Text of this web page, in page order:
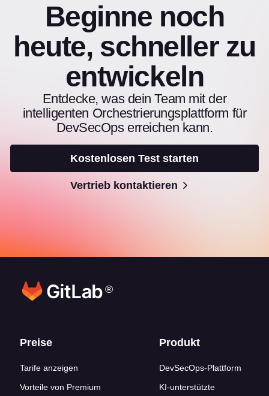
Beginne noch
heute, schneller zu
entwickeln
Entdecke, was dein Team mit der
intelligenten Orchestrierungsplattform für
DevSecOps erreichen kann.
Kostenlosen Test starten
Vertrieb kontaktieren
®
Footer-Links
Preise
Tarife anzeigen
Vorteile von Premium
Produkt
DevSecOps-Plattform
KI-unterstützte